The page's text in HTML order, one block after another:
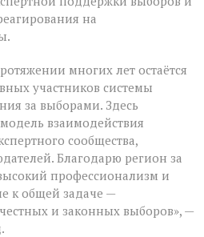
на
многих лет остаётся
участников системы
за выборами. Здесь
взаимодействия
сообщества,
Благодарю регион за
профессионализм и
к общей задаче —
и законных выборов», —